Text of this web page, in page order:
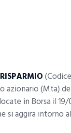
azionario (Mta)
in Borsa il
si aggira intorno